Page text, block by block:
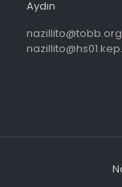
Aydın